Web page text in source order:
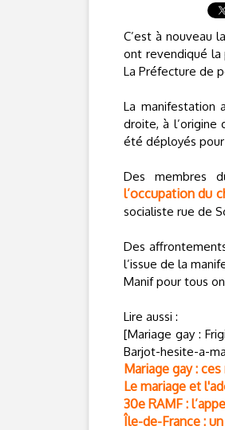
C’est à nouveau
ont revendiqué la
La Préfecture de
La manifestation
droite, à l’origine
été déployés pour
Des membres
l’occupation du
socialiste rue de
Des
l’issue de la
Manif pour tous
Lire aussi :
[Mariage gay :
Barjot-hesite-a-
Mariage gay :
Le mariage et
30e RAMF :
Île-de-France :